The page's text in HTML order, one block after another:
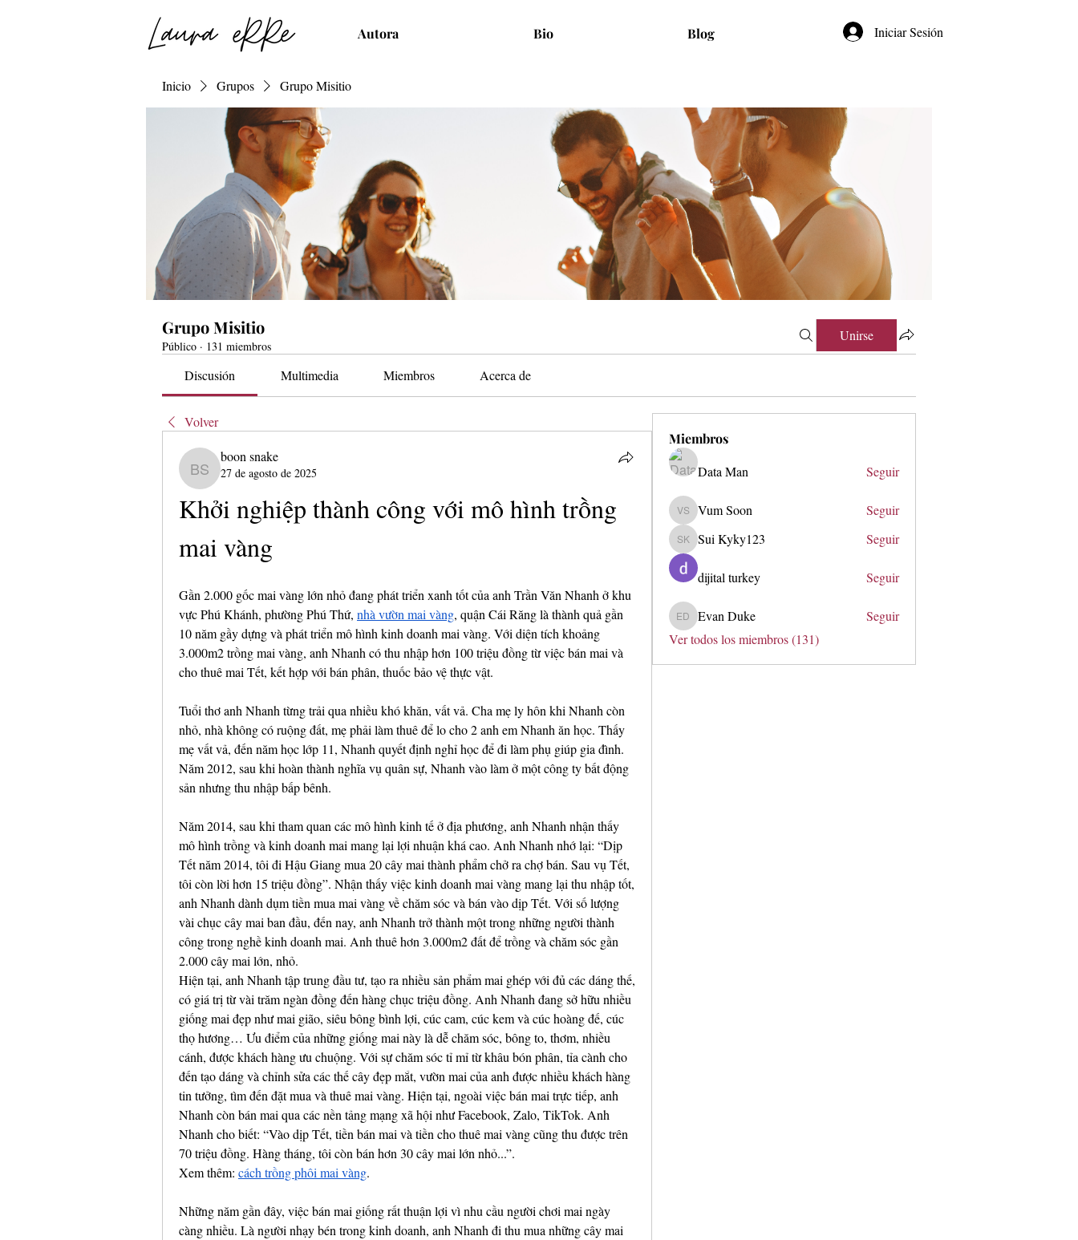
Autora Bio Blog Iniciar Sesión
Inicio Grupos Grupo Misitio
Grupo Misitio
Público · 131 miembros
Unirse
Discusión Multimedia Miembros Acerca de
Volver
boon snake
boon snake
27 de agosto de 2025
Khởi nghiệp thành công với mô hình trồng
mai vàng
Gần 2.000 gốc mai vàng lớn nhỏ đang phát triển xanh tốt của anh Trần Văn Nhanh ở khu
vực Phú Khánh, phường Phú Thứ, nhà vườn mai vàng, quận Cái Răng là thành quả gần
10 năm gầy dựng và phát triển mô hình kinh doanh mai vàng. Với diện tích khoảng
3.000m2 trồng mai vàng, anh Nhanh có thu nhập hơn 100 triệu đồng từ việc bán mai và
cho thuê mai Tết, kết hợp với bán phân, thuốc bảo vệ thực vật.
Tuổi thơ anh Nhanh từng trải qua nhiều khó khăn, vất vả. Cha mẹ ly hôn khi Nhanh còn
nhỏ, nhà không có ruộng đất, mẹ phải làm thuê để lo cho 2 anh em Nhanh ăn học. Thấy
mẹ vất vả, đến năm học lớp 11, Nhanh quyết định nghỉ học để đi làm phụ giúp gia đình.
Năm 2012, sau khi hoàn thành nghĩa vụ quân sự, Nhanh vào làm ở một công ty bất động
sản nhưng thu nhập bấp bênh.
Năm 2014, sau khi tham quan các mô hình kinh tế ở địa phương, anh Nhanh nhận thấy
mô hình trồng và kinh doanh mai mang lại lợi nhuận khá cao. Anh Nhanh nhớ lại: “Dịp
Tết năm 2014, tôi đi Hậu Giang mua 20 cây mai thành phẩm chở ra chợ bán. Sau vụ Tết,
tôi còn lời hơn 15 triệu đồng”. Nhận thấy việc kinh doanh mai vàng mang lại thu nhập tốt,
anh Nhanh dành dụm tiền mua mai vàng về chăm sóc và bán vào dịp Tết. Với số lượng
vài chục cây mai ban đầu, đến nay, anh Nhanh trở thành một trong những người thành
công trong nghề kinh doanh mai. Anh thuê hơn 3.000m2 đất để trồng và chăm sóc gần
2.000 cây mai lớn, nhỏ.
Hiện tại, anh Nhanh tập trung đầu tư, tạo ra nhiều sản phẩm mai ghép với đủ các dáng thế,
có giá trị từ vài trăm ngàn đồng đến hàng chục triệu đồng. Anh Nhanh đang sở hữu nhiều
giống mai đẹp như mai gião, siêu bông bình lợi, cúc cam, cúc kem và cúc hoàng đế, cúc
thọ hương… Ưu điểm của những giống mai này là dễ chăm sóc, bông to, thơm, nhiều
cánh, được khách hàng ưu chuộng. Với sự chăm sóc tỉ mỉ từ khâu bón phân, tỉa cành cho
đến tạo dáng và chỉnh sửa các thế cây đẹp mắt, vườn mai của anh được nhiều khách hàng
tin tưởng, tìm đến đặt mua và thuê mai vàng. Hiện tại, ngoài việc bán mai trực tiếp, anh
Nhanh còn bán mai qua các nền tảng mạng xã hội như Facebook, Zalo, TikTok. Anh
Nhanh cho biết: “Vào dịp Tết, tiền bán mai và tiền cho thuê mai vàng cũng thu được trên
70 triệu đồng. Hàng tháng, tôi còn bán hơn 30 cây mai lớn nhỏ...”.
Xem thêm: cách trồng phôi mai vàng.
Những năm gần đây, việc bán mai giống rất thuận lợi vì nhu cầu người chơi mai ngày
càng nhiều. Là người nhạy bén trong kinh doanh, anh Nhanh đi thu mua những cây mai
Miembros
Data Man
Seguir
Vum Soon
Vum Soon Seguir
Sui Kyky123
Sui Kyky123 Seguir
dijital turkey Seguir
Evan Duke
Evan Duke
Seguir
Ver todos los miembros (131)